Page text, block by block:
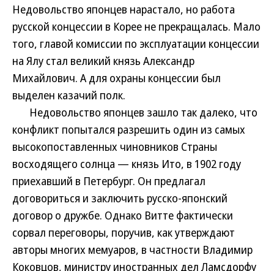
Недовольство японцев нарастало, но работа
русской концессии в Корее не прекращалась. Мало
того, главой комиссии по эксплуатации концессии
на Ялу стал великий князь Александр
Михайлович. А для охраны концессии был
выделен казачий полк.
Недовольство японцев зашло так далеко, что
конфликт попытался разрешить один из самых
высокопоставленных чиновников Страны
восходящего солнца — князь Ито, в 1902 году
приехавший в Петербург. Он предлагал
договориться и заключить русско-японский
договор о дружбе. Однако Витте фактически
сорвал переговоры, поручив, как утверждают
авторы многих мемуаров, в частности Владимир
Коковцов, министру иностранных дел Ламсдорфу